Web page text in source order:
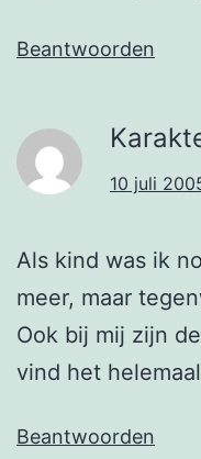
Beantwoorden
10 juli
Als kind was ik
meer, maar
Ook bij mij zijn
vind het
Beantwoorden